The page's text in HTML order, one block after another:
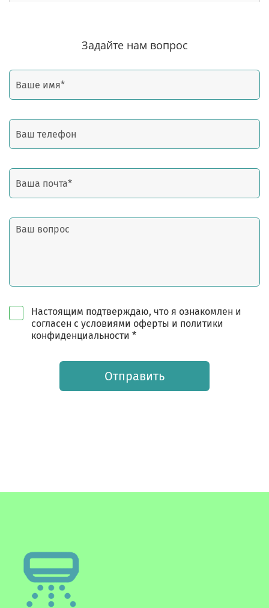
Задайте нам вопрос
Настоящим подтверждаю, что я ознакомлен и
согласен с условиями оферты и политики
конфиденциальности *
Отправить